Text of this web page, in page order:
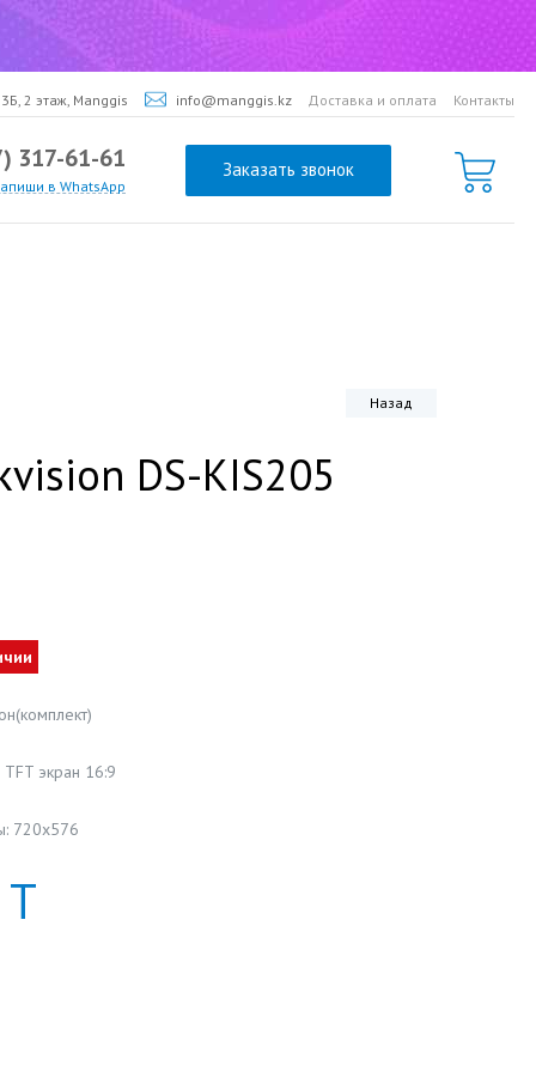
2 этаж, Manggis info@manggis.kz Доставка и оплата Контакты
317-61-61
в WhatsApp
Заказать звонок
Назад
DS-KIS205
экран 16:9
720х576
Т